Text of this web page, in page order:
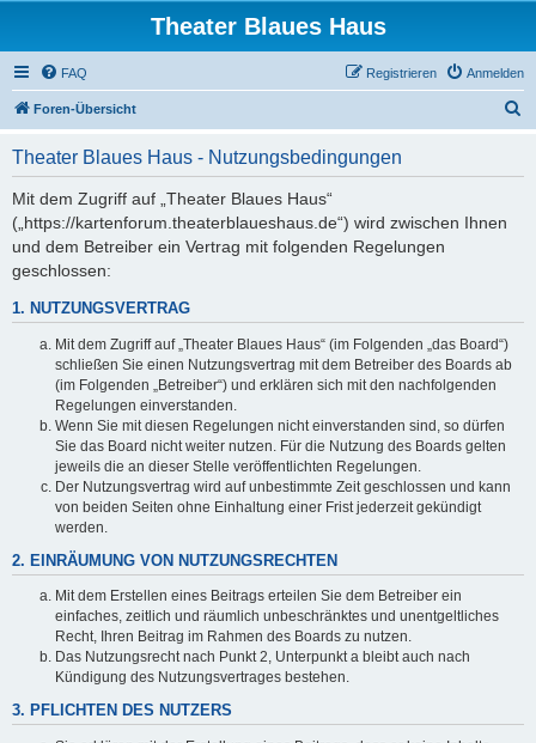
Theater Blaues Haus
FAQ Anmelden
Registrieren
Foren-Übersicht
Theater Blaues Haus - Nutzungsbedingungen
Mit dem Zugriff auf „Theater Blaues Haus“
(„https://kartenforum.theaterblaueshaus.de“) wird zwischen Ihnen
und dem Betreiber ein Vertrag mit folgenden Regelungen
geschlossen:
1. NUTZUNGSVERTRAG
Mit dem Zugriff auf „Theater Blaues Haus“ (im Folgenden „das Board“)
schließen Sie einen Nutzungsvertrag mit dem Betreiber des Boards ab
(im Folgenden „Betreiber“) und erklären sich mit den nachfolgenden
Regelungen einverstanden.
Wenn Sie mit diesen Regelungen nicht einverstanden sind, so dürfen
Sie das Board nicht weiter nutzen. Für die Nutzung des Boards gelten
jeweils die an dieser Stelle veröffentlichten Regelungen.
Der Nutzungsvertrag wird auf unbestimmte Zeit geschlossen und kann
von beiden Seiten ohne Einhaltung einer Frist jederzeit gekündigt
werden.
2. EINRÄUMUNG VON NUTZUNGSRECHTEN
Mit dem Erstellen eines Beitrags erteilen Sie dem Betreiber ein
einfaches, zeitlich und räumlich unbeschränktes und unentgeltliches
Recht, Ihren Beitrag im Rahmen des Boards zu nutzen.
Das Nutzungsrecht nach Punkt 2, Unterpunkt a bleibt auch nach
Kündigung des Nutzungsvertrages bestehen.
3. PFLICHTEN DES NUTZERS